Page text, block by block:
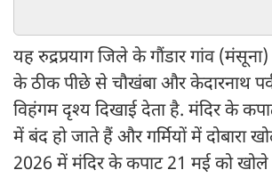
यह रुद्रप्रयाग जिले के गौंडार गांव
के ठीक पीछे से चौखंबा और केदारनाथ
विहंगम दृश्य दिखाई देता है. मंदिर के
में बंद हो जाते हैं और गर्मियों में दोबारा
2026 में मंदिर के कपाट 21 मई को